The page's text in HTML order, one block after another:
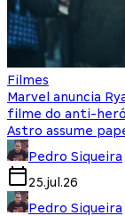
Filmes
Marvel anuncia
filme do anti-
Astro assume
Pedro Siqueira
25.jul.26
Pedro Siqueira